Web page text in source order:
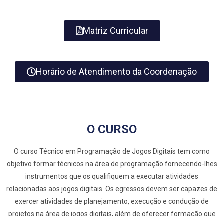
Matriz Curricular
Horário de Atendimento da Coordenação
O CURSO
O curso Técnico em Programação de Jogos Digitais tem como
objetivo formar técnicos na área de programação fornecendo-lhes
instrumentos que os qualifiquem a executar atividades
relacionadas aos jogos digitais. Os egressos devem ser capazes de
exercer atividades de planejamento, execução e condução de
projetos na área de jogos digitais, além de oferecer formação que